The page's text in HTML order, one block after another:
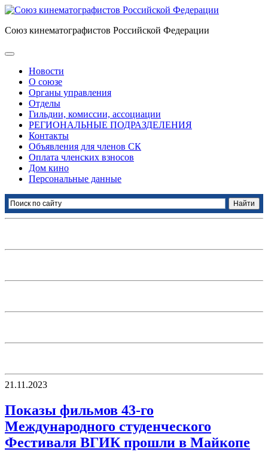
Союз кинематографистов Российской Федерации
Новости
О союзе
Органы управления
Отделы
Гильдии, комиссии, ассоциации
РЕГИОНАЛЬНЫЕ ПОДРАЗДЕЛЕНИЯ
Контакты
Объявления для членов СК
Оплата членских взносов
Дом кино
Персональные данные
21.11.2023
Показы фильмов 43-го
Международного студенческого
Фестиваля ВГИК прошли в Майкопе